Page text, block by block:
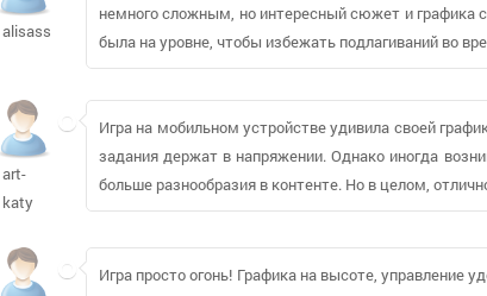
alisass
немного сложным, но интересный сюжет и графика
была на уровне, чтобы избежать подлагиваний во
art-
katy
Игра на мобильном устройстве удивила своей
задания держат в напряжении. Однако иногда
больше разнообразия в контенте. Но в целом,
Игра просто огонь! Графика на высоте, управление